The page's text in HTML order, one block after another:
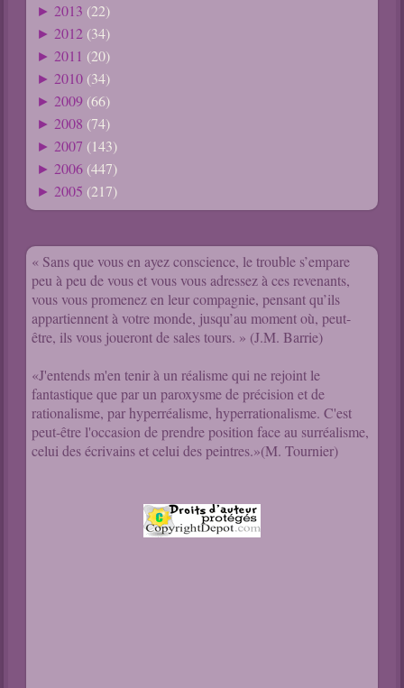
►2013 (22)
►2012 (34)
►2011 (20)
►2010 (34)
►2009 (66)
►2008 (74)
►2007 (143)
►2006 (447)
►2005 (217)
« Sans que vous en ayez conscience, le trouble s’empare
peu à peu de vous et vous vous adressez à ces revenants,
vous vous promenez en leur compagnie, pensant qu’ils
appartiennent à votre monde, jusqu’au moment où, peut-
être, ils vous joueront de sales tours. » (J.M. Barrie)
«J'entends m'en tenir à un réalisme qui ne rejoint le
fantastique que par un paroxysme de précision et de
rationalisme, par hyperréalisme, hyperrationalisme. C'est
peut-être l'occasion de prendre position face au surréalisme,
celui des écrivains et celui des peintres.»(M. Tournier)